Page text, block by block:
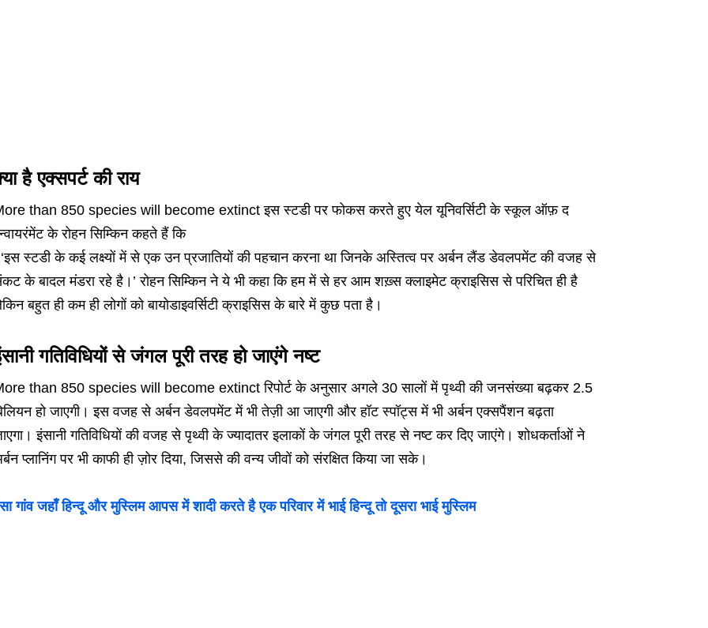
है एक्सपर्ट की राय
than 850 species will become extinct इस स्टडी पर फोकस करते हुए येल यूनिवर्सिटी के स्कूल ऑफ़ द
के रोहन सिम्किन कहते हैं कि
स्टडी के कई लक्ष्यों में से एक उन प्रजातियों की पहचान करना था जिनके अस्तित्व पर अर्बन लैंड डेवलपमेंट की वजह से
के बादल मंडरा रहे है।’ रोहन सिम्किन ने ये भी कहा कि हम में से हर आम शख़्स क्लाइमेट क्राइसिस से परिचित ही है
बहुत ही कम ही लोगों को बायोडाइवर्सिटी क्राइसिस के बारे में कुछ पता है।
गतिविधियों से जंगल पूरी तरह हो जाएंगे नष्ट
than 850 species will become extinct रिपोर्ट के अनुसार अगले 30 सालों में पृथ्वी की जनसंख्या बढ़कर 2.5
हो जाएगी। इस वजह से अर्बन डेवलपमेंट में भी तेज़ी आ जाएगी और हॉट स्पॉट्स में भी अर्बन एक्सपैंशन बढ़ता
इंसानी गतिविधियों की वजह से पृथ्वी के ज्यादातर इलाकों के जंगल पूरी तरह से नष्ट कर दिए जाएंगे। शोधकर्ताओं ने
प्लानिंग पर भी काफी ही ज़ोर दिया, जिससे की वन्य जीवों को संरक्षित किया जा सके।
गांव जहाँ हिन्दू और मुस्लिम आपस में शादी करते है एक परिवार में भाई हिन्दू तो दूसरा भाई मुस्लिम